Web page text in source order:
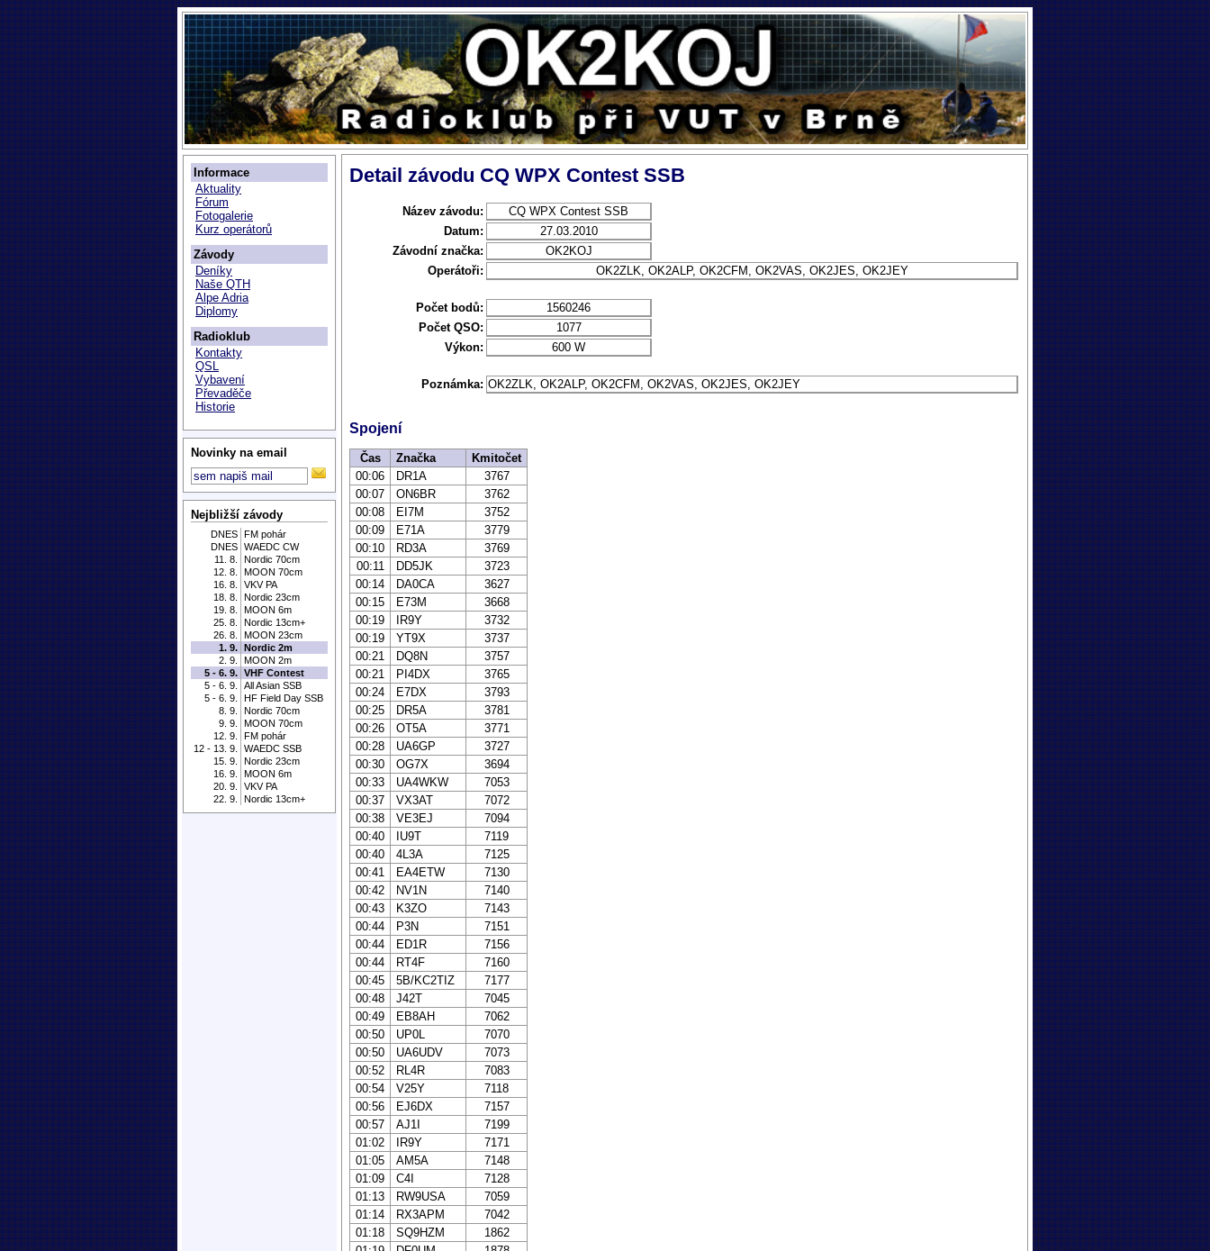
Informace
Aktuality
Fórum
Fotogalerie
Kurz operátorů
Závody
Deníky
Naše QTH
Alpe Adria
Diplomy
Radioklub
Kontakty
QSL
Vybavení
Převaděče
Historie
Novinky na email
Nejbližší závody
DNES FM pohár
DNES WAEDC CW
11. 8.
Nordic 70cm
12. 8.
MOON 70cm
16. 8.
VKV PA
18. 8.
Nordic 23cm
19. 8.
MOON 6m
25. 8.
Nordic 13cm+
26. 8.
MOON 23cm
1. 9. Nordic 2m
2. 9.
MOON 2m
5 - 6. 9. VHF Contest
5 - 6. 9.
All Asian SSB
5 - 6. 9.
HF Field Day SSB
8. 9.
Nordic 70cm
9. 9.
MOON 70cm
12. 9.
FM pohár
12 - 13. 9.
WAEDC SSB
15. 9.
Nordic 23cm
16. 9.
MOON 6m
20. 9.
VKV PA
22. 9.
Nordic 13cm+
Detail závodu CQ WPX Contest SSB
Název závodu:
CQ WPX Contest SSB
Datum:
27.03.2010
Závodní značka:
OK2KOJ
Operátoři:
OK2ZLK, OK2ALP, OK2CFM, OK2VAS, OK2JES, OK2JEY
Počet bodů:
1560246
Počet QSO:
1077
Výkon:
600 W
Poznámka: OK2ZLK, OK2ALP, OK2CFM, OK2VAS, OK2JES, OK2JEY
Spojení
Čas Značka
Kmitočet
00:06
DR1A
3767
00:07
ON6BR
3762
00:08
EI7M
3752
00:09
E71A
3779
00:10
RD3A
3769
00:11
DD5JK
3723
00:14
DA0CA
3627
00:15
E73M
3668
00:19
IR9Y
3732
00:19
YT9X
3737
00:21
DQ8N
3757
00:21
PI4DX
3765
00:24
E7DX
3793
00:25
DR5A
3781
00:26
OT5A
3771
00:28
UA6GP
3727
00:30
OG7X
3694
00:33
UA4WKW
7053
00:37
VX3AT
7072
00:38
VE3EJ
7094
00:40
IU9T
7119
00:40
4L3A
7125
00:41
EA4ETW
7130
00:42
NV1N
7140
00:43
K3ZO
7143
00:44
P3N
7151
00:44
ED1R
7156
00:44
RT4F
7160
00:45
5B/KC2TIZ
7177
00:48
J42T
7045
00:49
EB8AH
7062
00:50
UP0L
7070
00:50
UA6UDV
7073
00:52
RL4R
7083
00:54
V25Y
7118
00:56
EJ6DX
7157
00:57
AJ1I
7199
01:02
IR9Y
7171
01:05
AM5A
7148
01:09
C4I
7128
01:13
RW9USA
7059
01:14
RX3APM
7042
01:18
SQ9HZM
1862